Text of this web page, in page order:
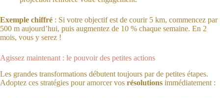
Exemple chiffré : Si votre objectif est de courir 5 km, commencez par
500 m aujourd’hui, puis augmentez de 10 % chaque semaine. En 2
mois, vous y serez !
Agissez maintenant : le pouvoir des petites actions
Les grandes transformations débutent toujours par de petites étapes.
Adoptez ces stratégies pour amorcer vos résolutions immédiatement :